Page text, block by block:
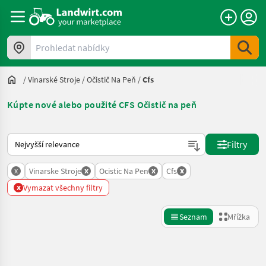
Prohledat nabídky
/Vinarské Stroje /Očistič Na Peň /Cfs
Kúpte nové alebo použité CFS Očistič na peň
Takto se řadí nabídky na Landwirt.com
Filtry
x Vinarske Stroje x Ocistic Na Pen x Cfs x
x Vymazat všechny filtry
Seznam Mřížka